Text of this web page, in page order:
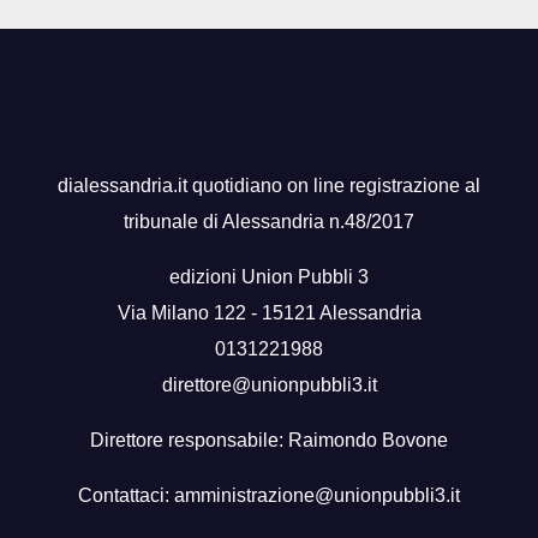
dialessandria.it quotidiano on line registrazione al
tribunale di Alessandria n.48/2017
edizioni Union Pubbli 3
Via Milano 122 - 15121 Alessandria
0131221988
direttore@unionpubbli3.it
Direttore responsabile: Raimondo Bovone
Contattaci: amministrazione@unionpubbli3.it